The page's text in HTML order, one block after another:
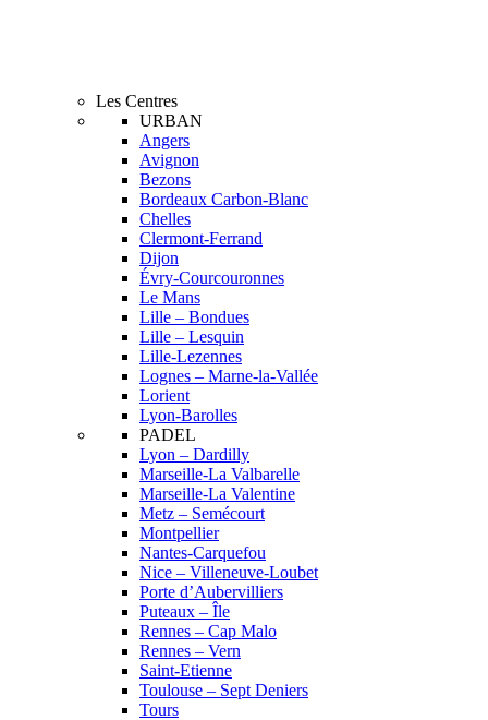
Les Centres
URBAN
Angers
Avignon
Bezons
Bordeaux Carbon-Blanc
Chelles
Clermont-Ferrand
Dijon
Évry-Courcouronnes
Le Mans
Lille – Bondues
Lille – Lesquin
Lille-Lezennes
Lognes – Marne-la-Vallée
Lorient
Lyon-Barolles
PADEL
Lyon – Dardilly
Marseille-La Valbarelle
Marseille-La Valentine
Metz – Semécourt
Montpellier
Nantes-Carquefou
Nice – Villeneuve-Loubet
Porte d’Aubervilliers
Puteaux – Île
Rennes – Cap Malo
Rennes – Vern
Saint-Etienne
Toulouse – Sept Deniers
Tours